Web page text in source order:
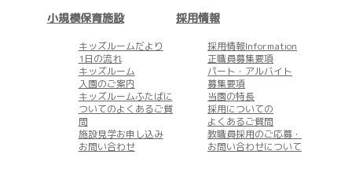
小規模保育施設
キッズルームだより
1日の流れ
キッズルーム
入園のご案内
キッズルームふたばに
ついてのよくあるご質
問
施設見学お申し込み
お問い合わせ
採用情報
採用情報Information
正職員募集要項
パート・アルバイト
募集要項
当園の特長
採用についての
よくあるご質問
教職員採用のご応募・
お問い合わせについて